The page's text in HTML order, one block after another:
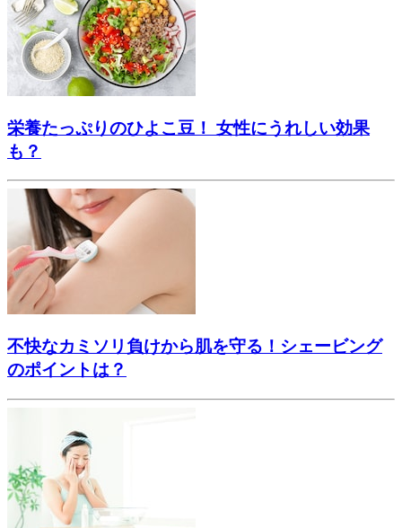
栄養たっぷりのひよこ豆！ 女性にうれしい効果
も？
不快なカミソリ負けから肌を守る！シェービング
のポイントは？